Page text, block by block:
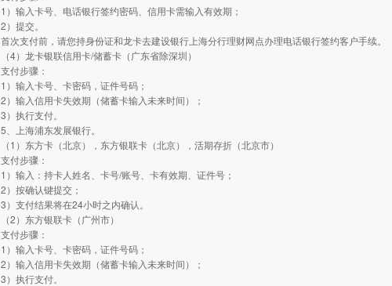
1）输入卡号、电话银行签约密码、信用卡需输入有效期；
2）提交。
首次支付前，请您持身份证和龙卡去建设银行上海分行理财网点办理电话银行签约客户手续。
（4）龙卡银联信用卡/储蓄卡（广东省除深圳）
支付步骤：
1）输入卡号、卡密码，证件号码；
2）输入信用卡失效期（储蓄卡输入未来时间）；
3）执行支付。
5、上海浦东发展银行。
（1）东方卡（北京），东方银联卡（北京），活期存折（北京市）
支付步骤：
1）输入：持卡人姓名、卡号/账号、卡有效期、证件号；
2）按确认键提交；
3）支付结果将在24小时之内确认。
（2）东方银联卡（广州市）
支付步骤：
1）输入卡号、卡密码，证件号码；
2）输入信用卡失效期（储蓄卡输入未来时间）；
3）执行支付。